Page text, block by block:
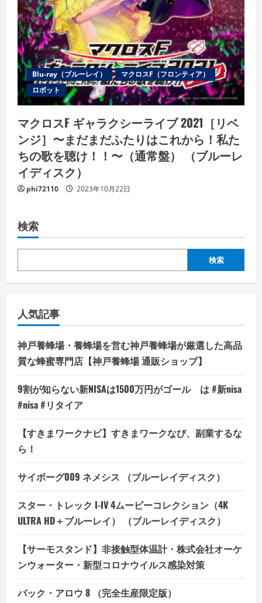
Blu-ray（ブルーレイ）
マクロスF（フロンティア）
ロボット
マクロスF ギャラクシーライブ 2021［リベ
ンジ］〜まだまだふたりはこれから！私た
ちの歌を聴け！！〜（通常盤） （ブルーレ
イディスク）
phi72110 2023年10月22日
検索
検索
人気記事
神戸養蜂場・養蜂場を営む神戸養蜂場が厳選した高品
質な蜂蜜専門店【神戸養蜂場 通販ショップ】
9割が知らない新NISAは1500万円がゴール は #新nisa
#nisa #リタイア
【すきまワークナビ】すきまワークなび、副業するな
ら！
サイボーグ009 ネメシス （ブルーレイディスク）
スター・トレック I-IV 4ムービーコレクション（4K
ULTRA HD＋ブルーレイ） （ブルーレイディスク）
【サーモスタンド】非接触型体温計・株式会社オーケ
ンウォーター・新型コロナウイルス感染対策
バック・アロウ 8 （完全生産限定版）